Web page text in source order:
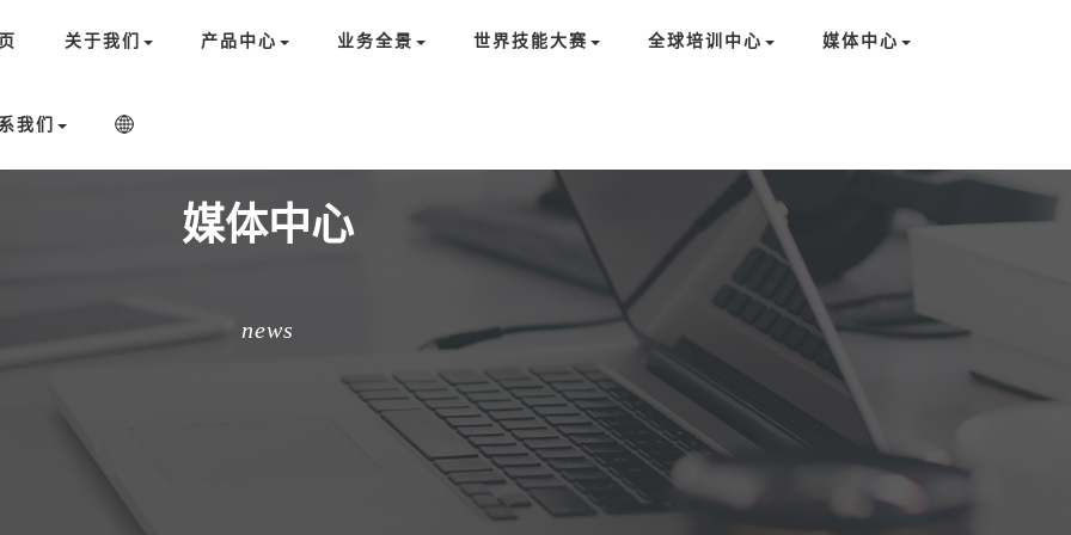
关于我们 产品中心 业务全景 世界技能大赛 全球培训中心 媒体中心
我们
媒体中心
news